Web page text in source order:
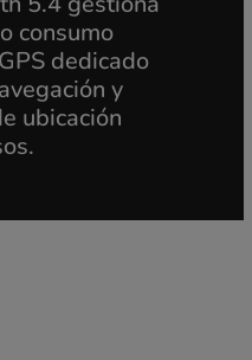
consumo
dedicado
y
ubicación